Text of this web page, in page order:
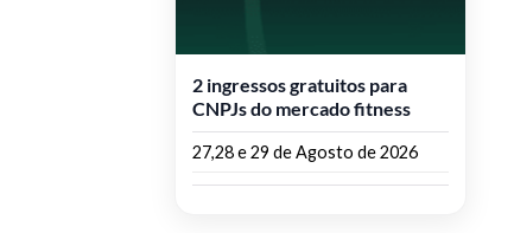
2 ingressos gratuitos para
CNPJs do mercado fitness
27,28 e 29 de Agosto de 2026